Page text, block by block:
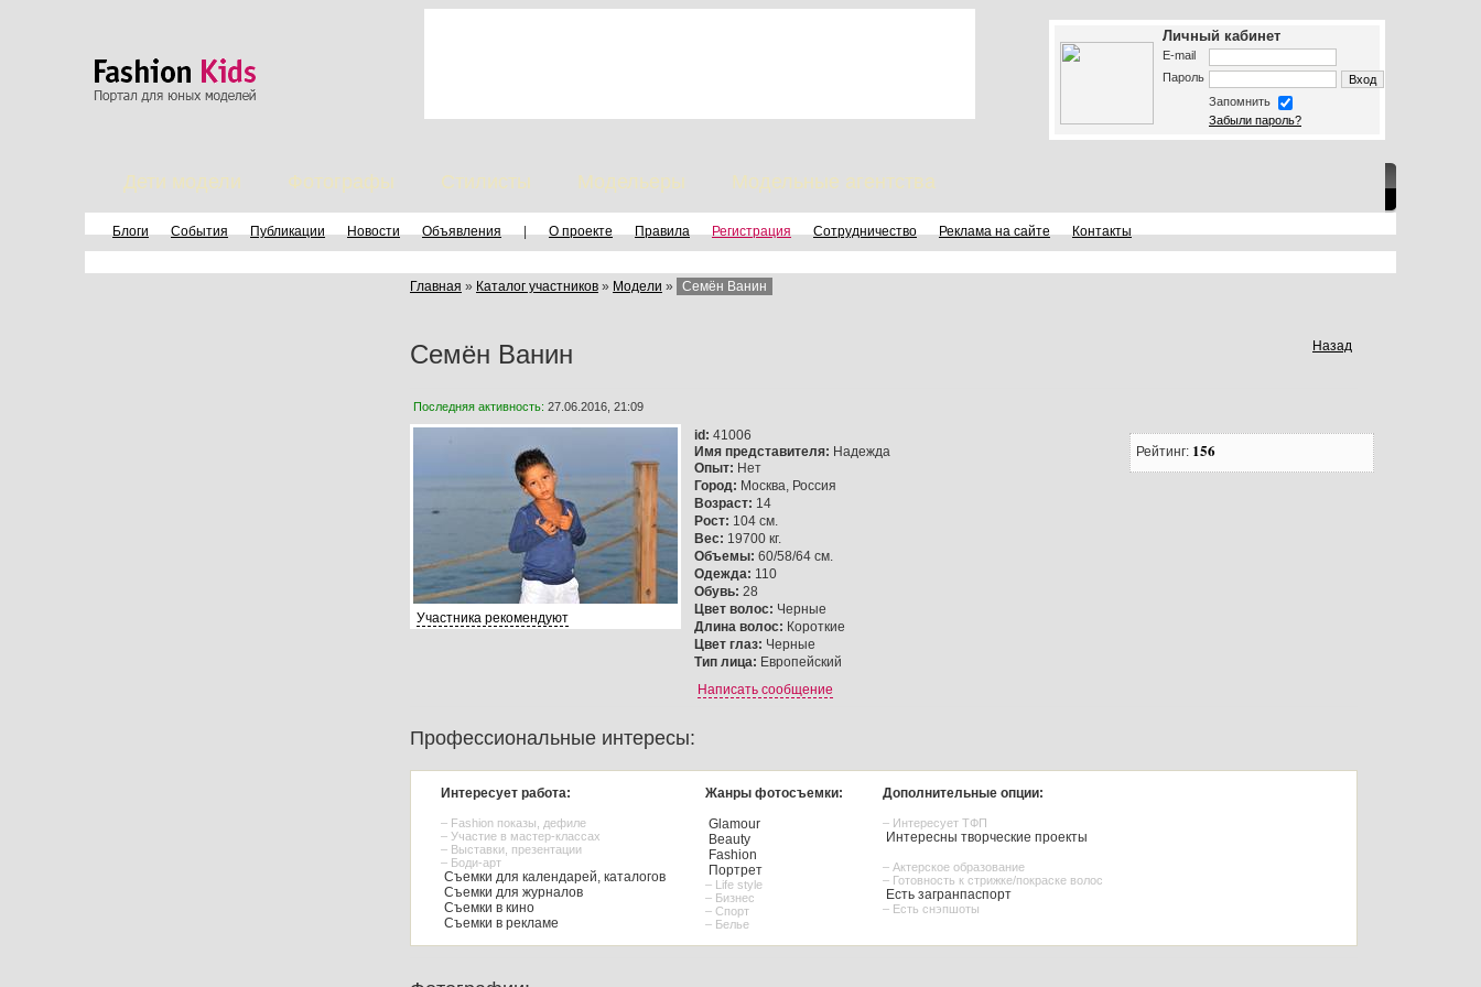
Личный кабинет
E-mail
Пароль
Запомнить
Забыли пароль?
Дети модели Фотографы Стилисты Модельеры Модельные агентства
Блоги События Публикации Новости Объявления | О проекте Правила Регистрация Сотрудничество Реклама на сайте Контакты
Главная » Каталог участников » Модели » Семён Ванин
Назад
Семён Ванин
Рейтинг: 156
Последняя активность: 27.06.2016, 21:09
Участника рекомендуют
id: 41006
Имя представителя: Надежда
Опыт: Нет
Город: Москва, Россия
Возраст: 14
Рост: 104 см.
Вес: 19700 кг.
Объемы: 60/58/64 см.
Одежда: 110
Обувь: 28
Цвет волос: Черные
Длина волос: Короткие
Цвет глаз: Черные
Тип лица: Европейский
Написать сообщение
Профессиональные интересы:
Интересует работа:
– Fashion показы, дефиле
– Участие в мастер-классах
– Выставки, презентации
– Боди-арт
Съемки для календарей, каталогов
Съемки для журналов
Съемки в кино
Съемки в рекламе
Жанры фотосъемки:
Glamour
Beauty
Fashion
Портрет
– Life style
– Бизнес
– Спорт
– Белье
Дополнительные опции:
– Интересует ТФП
Интересны творческие проекты
– Актерское образование
– Готовность к стрижке/покраске волос
Есть загранпаспорт
– Есть снэпшоты